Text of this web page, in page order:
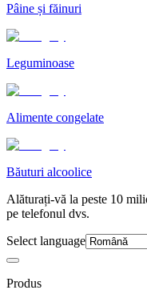
Pâine și făinuri
Leguminoase
Alimente congelate
Băuturi alcoolice
Alăturați-vă la peste 10
pe telefonul dvs.
Select language
Produs